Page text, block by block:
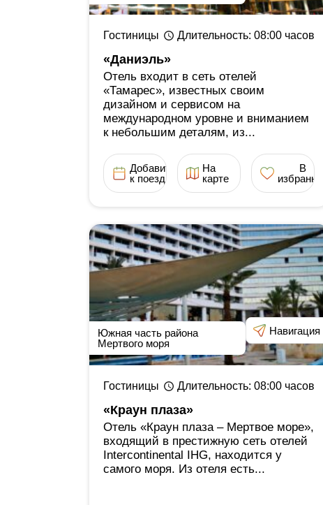
Гостиницы Длительность: 08:00 часов
«Даниэль»
Отель входит в сеть отелей
«Тамарес», известных своим
дизайном и сервисом на
международном уровне и вниманием
к небольшим деталям, из...
Добавить
к поездке
На
карте
В
избранное
Южная часть района
Мертвого моря
Навигация
Гостиницы Длительность: 08:00 часов
«Краун плаза»
Отель «Краун плаза ‒ Мертвое море»,
входящий в престижную сеть отелей
Intercontinental IHG, находится у
самого моря. Из отеля есть...